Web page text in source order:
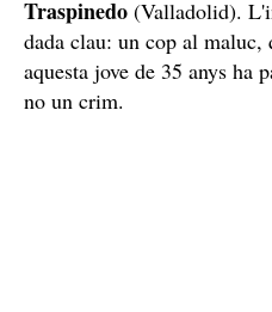
Traspinedo (Valladolid).
dada clau: un cop al
aquesta jove de 35 anys ha
no un crim.